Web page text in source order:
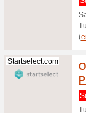
Etusivu